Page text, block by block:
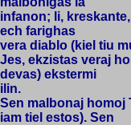
infanon; li,
ech farighas
vera diablo (kiel tiu
Jes, ekzistas veraj
devas) ekstermi
ilin.
Sen malbonaj homoj
iam tiel estos). Sen